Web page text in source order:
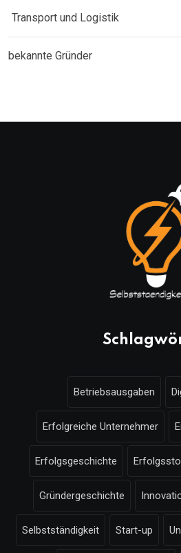
Transport und Logistik
bekannte Gründer
Betriebsausgaben
Erfolgreiche Unternehmer
Erfolgsgeschichte
Gründergeschichte
Selbstständigkeit Start-up